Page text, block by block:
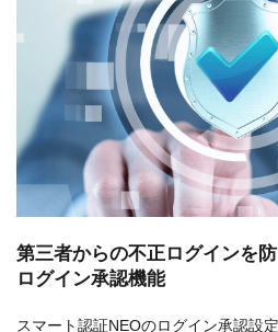
第三者からの不正ログインを
ログイン承認機能
スマート認証NEOのログイン承認設